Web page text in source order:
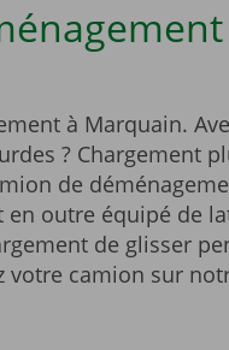
à Marquain.
? Chargement
de
outre équipé de
de glisser
votre camion sur